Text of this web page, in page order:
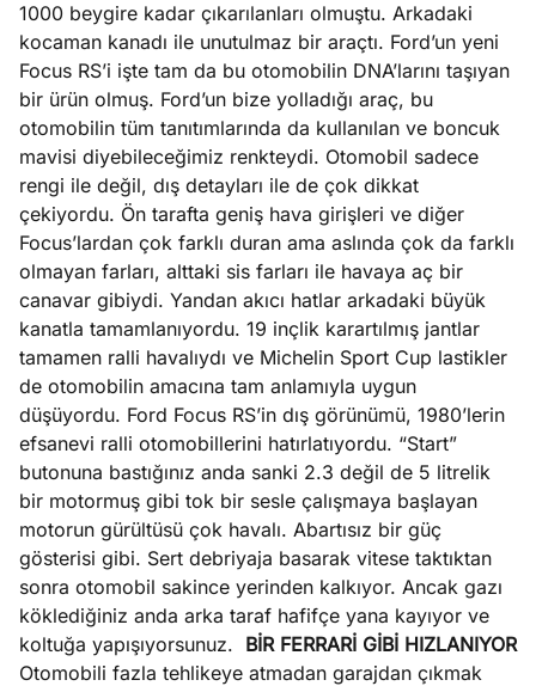
1000 beygire kadar çıkarılanları olmuştu. Arkadaki
kocaman kanadı ile unutulmaz bir araçtı. Ford’un yeni
Focus RS’i işte tam da bu otomobilin DNA’larını taşıyan
bir ürün olmuş. Ford’un bize yolladığı araç, bu
otomobilin tüm tanıtımlarında da kullanılan ve boncuk
mavisi diyebileceğimiz renkteydi. Otomobil sadece
rengi ile değil, dış detayları ile de çok dikkat
çekiyordu. Ön tarafta geniş hava girişleri ve diğer
Focus’lardan çok farklı duran ama aslında çok da farklı
olmayan farları, alttaki sis farları ile havaya aç bir
canavar gibiydi. Yandan akıcı hatlar arkadaki büyük
kanatla tamamlanıyordu. 19 inçlik karartılmış jantlar
tamamen ralli havalıydı ve Michelin Sport Cup lastikler
de otomobilin amacına tam anlamıyla uygun
düşüyordu. Ford Focus RS’in dış görünümü, 1980’lerin
efsanevi ralli otomobillerini hatırlatıyordu. “Start”
butonuna bastığınız anda sanki 2.3 değil de 5 litrelik
bir motormuş gibi tok bir sesle çalışmaya başlayan
motorun gürültüsü çok havalı. Abartısız bir güç
gösterisi gibi. Sert debriyaja basarak vitese taktıktan
sonra otomobil sakince yerinden kalkıyor. Ancak gazı
köklediğiniz anda arka taraf hafifçe yana kayıyor ve
koltuğa yapışıyorsunuz. BİR FERRARİ GİBİ HIZLANIYOR
Otomobili fazla tehlikeye atmadan garajdan çıkmak